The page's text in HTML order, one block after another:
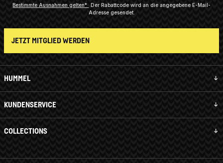
HUMMEL
KUNDENSERVICE
COLLECTIONS
Bestimmte Ausnahmen gelten*
Der Rabattcode wird an die angegebene E-Mail-
Adresse gesendet.
JETZT MITGLIED WERDEN